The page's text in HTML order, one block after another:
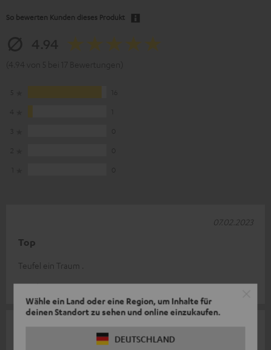
Wähle ein Land oder eine Region, um Inhalte für
deinen Standort zu sehen und online einzukaufen.
DEUTSCHLAND
So bewerten Kunden dieses Produkt
Top
Teufel ein Traum .
Joachim B.
07.02.2023